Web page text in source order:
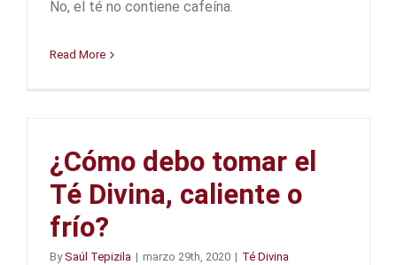
No, el té no contiene cafeína.
Read More
¿Cómo debo tomar el
Té Divina, caliente o
frío?
BySaúl Tepizila | marzo 29th, 2020 | Té Divina